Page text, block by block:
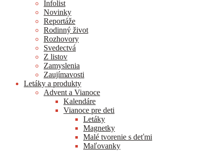
Infolist
Novinky
Reportáže
Rodinný život
Rozhovory
Svedectvá
Z listov
Zamyslenia
Zaujímavosti
Letáky a produkty
Advent a Vianoce
Kalendáre
Vianoce pre deti
Letáky
Magnetky
Malé tvorenie s deťmi
Maľovanky